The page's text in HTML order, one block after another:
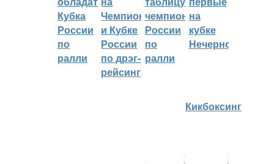
Кубка
России
по
ралли
Чемпионате
и Кубке
России
по дрэг-
рейсингу
чемпионата
России
по
ралли
на
кубке
Нечерноземья
Кикбоксинг